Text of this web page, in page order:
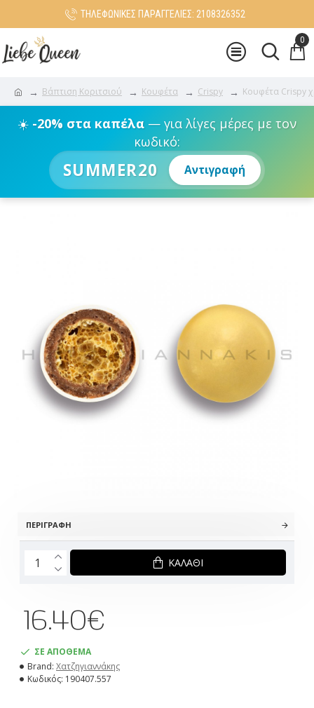
ΤΗΛΕΦΩΝΙΚΕΣ ΠΑΡΑΓΓΕΛΙΕΣ: 2108326352
0
Βάπτιση Κοριτσιού Κουφέτα Crispy Κουφέτα Crispy
☀️ -20% στα καπέλα— για λίγες μέρες με τον
κωδικό:
SUMMER20 Αντιγραφή
ΠΕΡΙΓΡΑΦΉ
ΣΕ ΑΠΟΘΕΜΑ
Brand: Χατζηγιαννάκης
Κωδικός: 190407.557
16.40€
ΚΑΛΆΘΙ